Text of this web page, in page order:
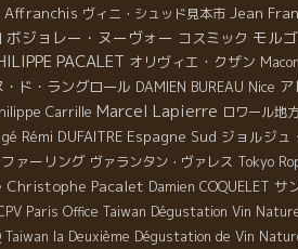
Affranchis ヴィニ・シュッド見本市 Jean
ボジョレー・ヌーヴォー コスミック モル
PACALET オリヴィエ・クザン Macon
・ド・ラングロール DAMIEN BUREAU Nice ア
Carrille Marcel Lapierre ロワール地
Rémi DUFAITRE Espagne Sud ジョルジュ
ァーリング ヴァランタン・ヴァレス Tokyo
Christophe Pacalet Damien COQUELET サ
Paris Office Taiwan Dégustation Vin
Taiwan la Deuxième Dégustation de Vin